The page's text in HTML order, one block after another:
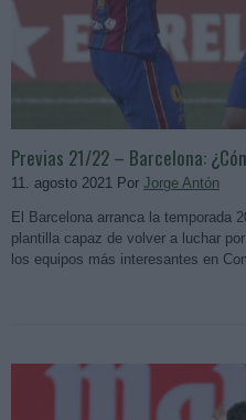
Previas 21/22 – Barcelona:
11. agosto 2021 Por Jorge Antón
El Barcelona arranca la temporada
plantilla capaz de volver a luchar
los equipos más interesantes en